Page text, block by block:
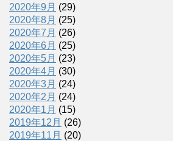
2020年9月 (29)
2020年8月 (25)
2020年7月 (26)
2020年6月 (25)
2020年5月 (23)
2020年4月 (30)
2020年3月 (24)
2020年2月 (24)
2020年1月 (15)
2019年12月 (26)
2019年11月 (20)